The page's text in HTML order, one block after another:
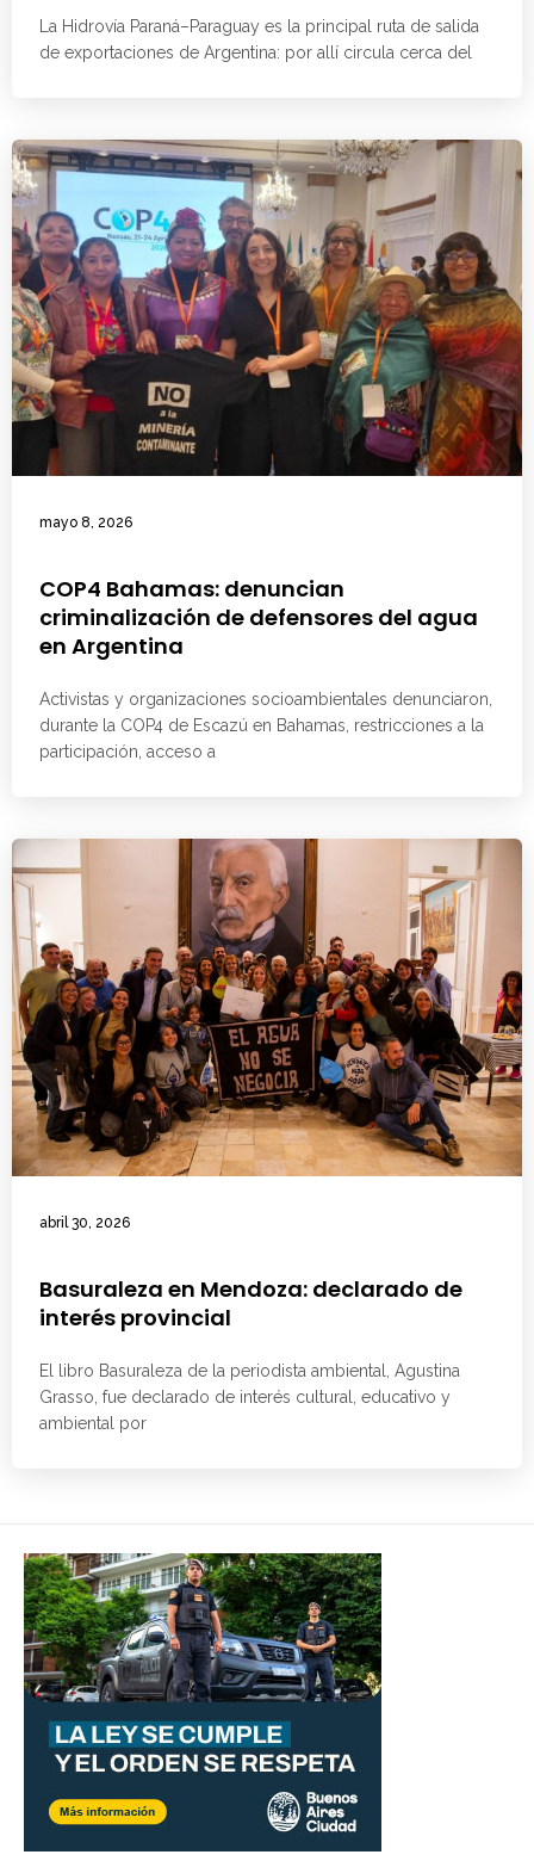
La Hidrovía Paraná–Paraguay es la principal ruta de salida
de exportaciones de Argentina: por allí circula cerca del
mayo 8, 2026
COP4 Bahamas: denuncian
criminalización de defensores del agua
en Argentina
Activistas y organizaciones socioambientales denunciaron,
durante la COP4 de Escazú en Bahamas, restricciones a la
participación, acceso a
abril 30, 2026
Basuraleza en Mendoza: declarado de
interés provincial
El libro Basuraleza de la periodista ambiental, Agustina
Grasso, fue declarado de interés cultural, educativo y
ambiental por